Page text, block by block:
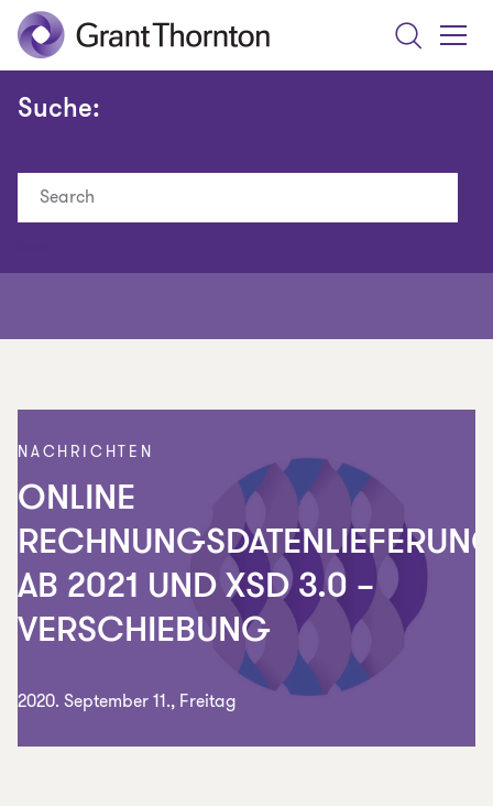
Search
Menu
Suche:
NACHRICHTEN
ONLINE
AB 2021 UND XSD 3.0 –
VERSCHIEBUNG
2020. September 11., Freitag